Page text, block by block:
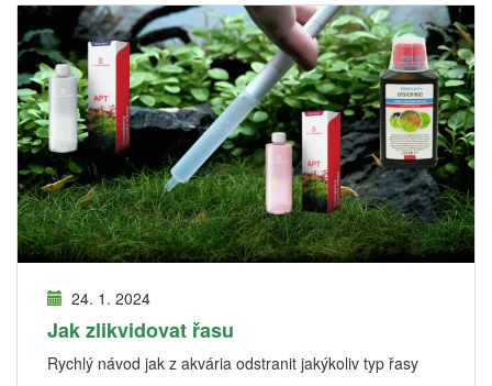
24. 1. 2024
Jak zlikvidovat řasu
Rychlý návod jak z akvária odstranit jakýkoliv typ řasy